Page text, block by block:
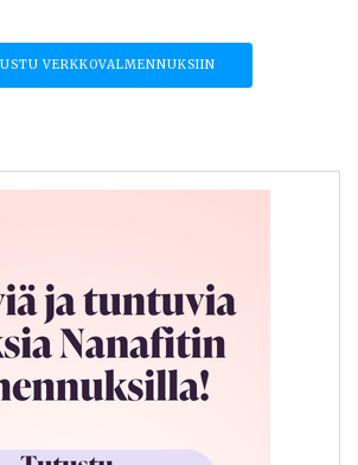
VERKKOVALMENNUKSIIN